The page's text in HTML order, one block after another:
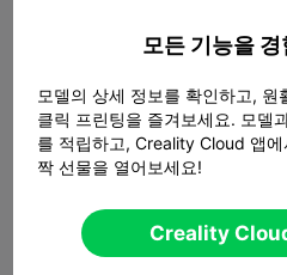
모든 기능을
모델의 상세 정보를 확인하고, 원
클릭 프린팅을 즐겨보세요. 모델
를 적립하고, Creality Cloud 앱
짝 선물을 열어보세요!
Creality